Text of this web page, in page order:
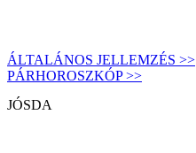
ÁLTALÁNOS JELLEMZÉS >>
PÁRHOROSZKÓP >>
JÓSDA